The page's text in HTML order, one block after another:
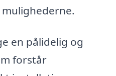
en pålidelig og
forstår